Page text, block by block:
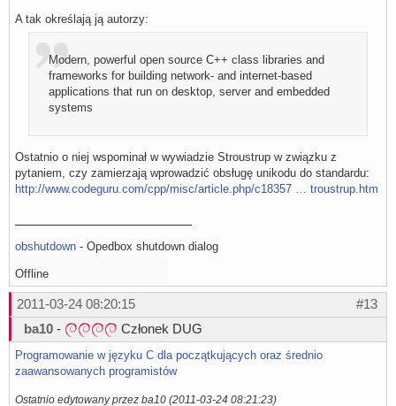
A tak określają ją autorzy:
Modern, powerful open source C++ class libraries and
frameworks for building network- and internet-based
applications that run on desktop, server and embedded
systems
Ostatnio o niej wspominał w wywiadzie Stroustrup w związku z
pytaniem, czy zamierzają wprowadzić obsługę unikodu do standardu:
http://www.codeguru.com/cpp/misc/article.php/c18357 … troustrup.htm
obshutdown - Opedbox shutdown dialog
Offline
#13
2011-03-24 08:20:15
ba10 - Członek DUG
Programowanie w języku C dla początkujących oraz średnio
zaawansowanych programistów
Ostatnio edytowany przez ba10 (2011-03-24 08:21:23)